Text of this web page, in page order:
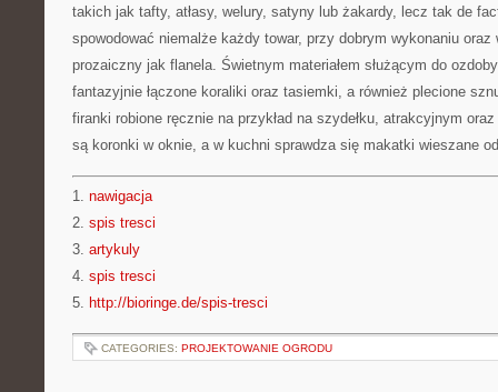
takich jak tafty, atłasy, welury, satyny lub żakardy, lecz tak de
spowodować niemalże każdy towar, przy dobrym wykonaniu
prozaiczny jak flanela. Świetnym materiałem służącym do
fantazyjnie łączone koraliki oraz tasiemki, a również plecione
firanki robione ręcznie na przykład na szydełku, atrakcyjnym
są koronki w oknie, a w kuchni sprawdza się makatki wieszane
1. nawigacja
2. spis tresci
3. artykuly
4. spis tresci
5. http://bioringe.de/spis-tresci
CATEGORIES: PROJEKTOWANIE OGRODU